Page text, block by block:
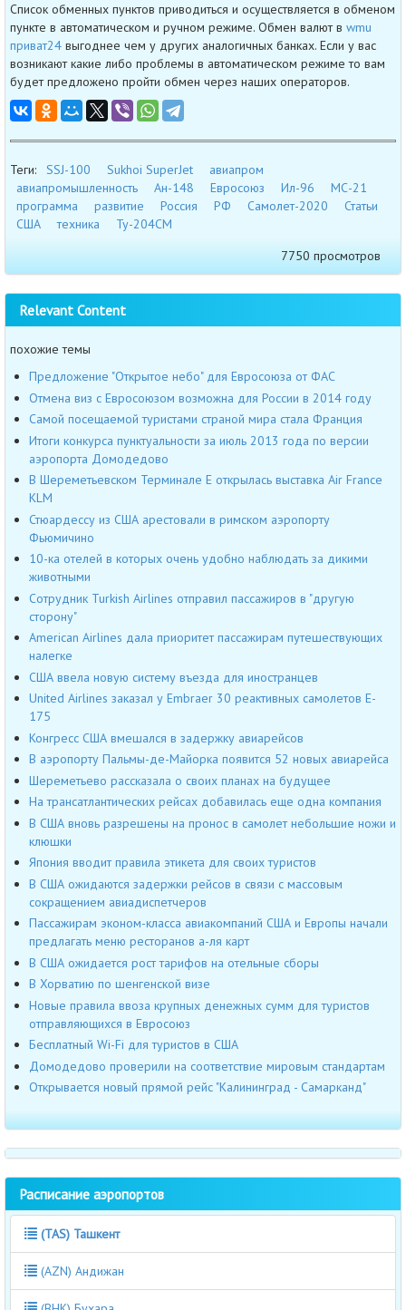
Список обменных пунктов приводиться и осуществляется в обменом
пункте в автоматическом и ручном режиме. Обмен валют в wmu
приват24 выгоднее чем у других аналогичных банках. Если у вас
возникают какие либо проблемы в автоматическом режиме то вам
будет предложено пройти обмен через наших операторов.
Теги: SSJ-100 Sukhoi SuperJet
авиапром
авиапромышленность
Ан-148 Евросоюз Ил-96
МС-21
программа
развитие Россия РФ Самолет-2020
Статьи
США
техника
Ту-204СМ
7750 просмотров
Relevant Content
похожие темы
Предложение "Открытое небо" для Евросоюза от ФАС
Отмена виз с Евросоюзом возможна для России в 2014 году
Самой посещаемой туристами страной мира стала Франция
Итоги конкурса пунктуальности за июль 2013 года по версии
аэропорта Домодедово
В Шереметьевском Терминале Е открылась выставка Air France
KLM
Стюардессу из США арестовали в римском аэропорту
Фьюмичино
10-ка отелей в которых очень удобно наблюдать за дикими
животными
Сотрудник Turkish Airlines отправил пассажиров в "другую
сторону"
American Airlines дала приоритет пассажирам путешествующих
налегке
США ввела новую систему въезда для иностранцев
United Airlines заказал у Embraer 30 реактивных самолетов E-
175
Конгресс США вмешался в задержку авиарейсов
В аэропорту Пальмы-де-Майорка появится 52 новых авиарейса
Шереметьево рассказала о своих планах на будущее
На трансатлантических рейсах добавилась еще одна компания
В США вновь разрешены на пронос в самолет небольшие ножи и
клюшки
Япония вводит правила этикета для своих туристов
В США ожидаются задержки рейсов в связи с массовым
сокращением авиадиспетчеров
Пассажирам эконом-класса авиакомпаний США и Европы начали
предлагать меню ресторанов а-ля карт
В США ожидается рост тарифов на отельные сборы
В Хорватию по шенгенской визе
Новые правила ввоза крупных денежных сумм для туристов
отправляющихся в Евросоюз
Бесплатный Wi-Fi для туристов в США
Домодедово проверили на соответствие мировым стандартам
Открывается новый прямой рейс "Калининград - Самарканд"
Расписание аэропортов
(TAS) Ташкент
(AZN) Андижан